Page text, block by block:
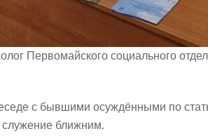
Первомайского социального
ближним.